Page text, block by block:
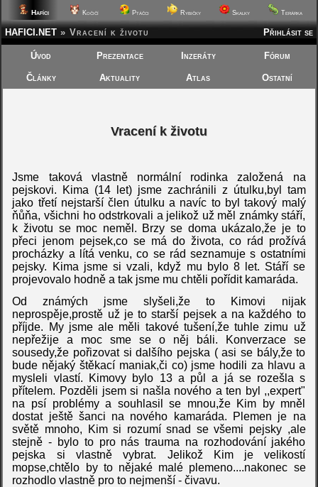
Hafíci Kočičí Ptáčci Rybičky Skalky Terárka
Přihlásit se
HAFICI.NET » Vracení k životu
Úvod Prezentace Inzeráty Fórum
Články Aktuality Atlas Ostatní
Vracení k životu
Jsme taková vlastně normální rodinka založená na
pejskovi. Kima (14 let) jsme zachránili z útulku,byl tam
jako třetí nejstarší člen útulku a navíc to byl takový malý
ňůňa, všichni ho odstrkovali a jelikož už měl známky stáří,
k životu se moc neměl. Brzy se doma ukázalo,že je to
přeci jenom pejsek,co se má do života, co rád prožívá
procházky a lítá venku, co se rád seznamuje s ostatními
pejsky. Kima jsme si vzali, když mu bylo 8 let. Stáří se
projevovalo hodně a tak jsme mu chtěli pořídit kamaráda.
Od známých jsme slyšeli,že to Kimovi nijak
neprospěje,prostě už je to starší pejsek a na každého to
příjde. My jsme ale měli takové tušení,že tuhle zimu už
nepřežije a moc sme se o něj báli. Konverzace se
sousedy,že pořizovat si dalšího pejska ( asi se bály,že to
bude nějaký štěkací maniak,či co) jsme hodili za hlavu a
mysleli vlastí. Kimovy bylo 13 a půl a já se rozešla s
přítelem. Pozděli jsem si našla nového a ten byl ,,expert"
na psí problémy a souhlasil se mnou,že Kim by mněl
dostat ještě šanci na nového kamaráda. Plemen je na
světě mnoho, Kim si rozumí snad se všemi pejsky ,ale
stejně - bylo to pro nás trauma na rozhodování jakého
pejska si vlastně vybrat. Jelikož Kim je velikostí
mopse,chtělo by to nějaké malé plemeno....nakonec se
rozhodlo vlastně pro to nejmenší - čivavu.